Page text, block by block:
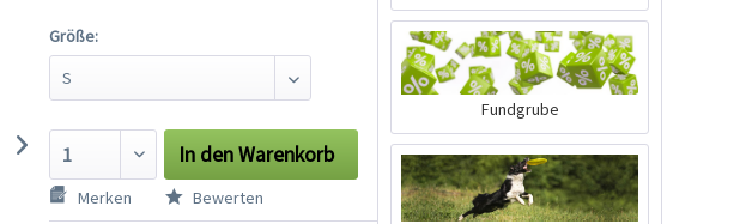
Größe:
In den Warenkorb
Merken Bewerten
Fundgrube